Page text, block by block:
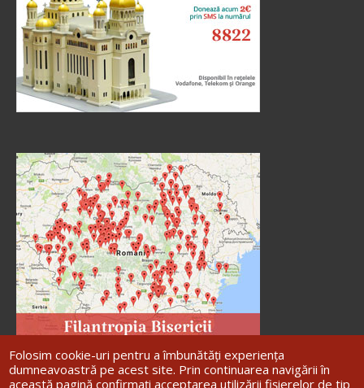
Folosim cookie-uri pentru a îmbunătăți experiența
dumneavoastră pe acest site. Prin continuarea navigării în
această pagină confirmați acceptarea utilizării fișierelor de tip